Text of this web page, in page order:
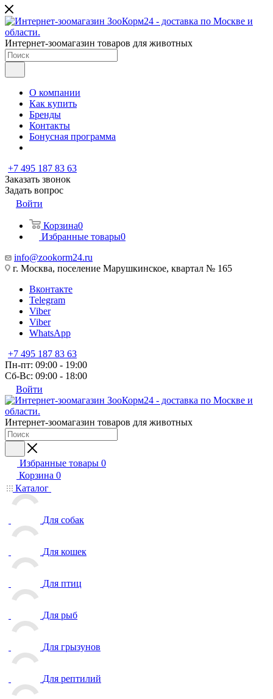
Интернет-зоомагазин товаров для животных
О компании
Как купить
Бренды
Контакты
Бонусная программа
+7 495 187 83 63
Заказать звонок
Задать вопрос
Войти
Корзина0
Избранные товары0
info@zookorm24.ru
г. Москва, поселение Марушкинское, квартал № 165
Вконтакте
Telegram
Viber
Viber
WhatsApp
+7 495 187 83 63
Пн-пт: 09:00 - 19:00
Сб-Вс: 09:00 - 18:00
Войти
Интернет-зоомагазин товаров для животных
Избранные товары 0
Корзина 0
Каталог
Для собак
Для кошек
Для птиц
Для рыб
Для грызунов
Для рептилий